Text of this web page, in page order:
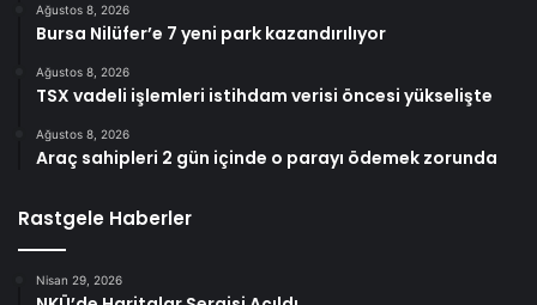
Ağustos 8, 2026
Bursa Nilüfer’e 7 yeni park kazandırılıyor
Ağustos 8, 2026
TSX vadeli işlemleri istihdam verisi öncesi yükselişte
Ağustos 8, 2026
Araç sahipleri 2 gün içinde o parayı ödemek zorunda
Rastgele Haberler
Nisan 29, 2026